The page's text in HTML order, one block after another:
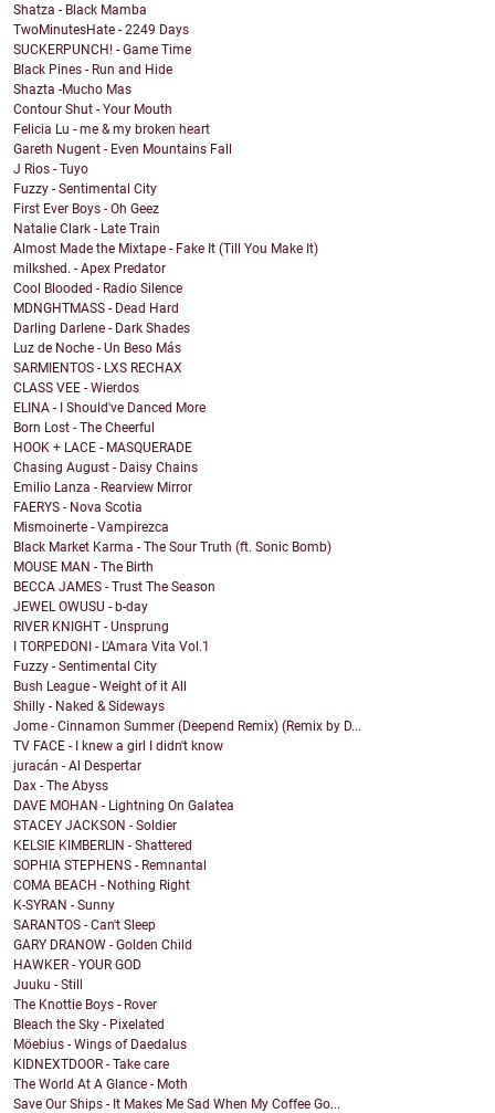
Shatza - Black Mamba
TwoMinutesHate - 2249 Days
SUCKERPUNCH! - Game Time
Black Pines - Run and Hide
Shazta -Mucho Mas
Contour Shut - Your Mouth
Felicia Lu - me & my broken heart
Gareth Nugent - Even Mountains Fall
J Rios - Tuyo
Fuzzy - Sentimental City
First Ever Boys - Oh Geez
Natalie Clark - Late Train
Almost Made the Mixtape - Fake It (Till You Make It)
milkshed. - Apex Predator
Cool Blooded - Radio Silence
MDNGHTMASS - Dead Hard
Darling Darlene - Dark Shades
Luz de Noche - Un Beso Más
SARMIENTOS - LXS RECHAX
CLASS VEE - Wierdos
ELINA - I Should've Danced More
Born Lost - The Cheerful
HOOK + LACE - MASQUERADE
Chasing August - Daisy Chains
Emilio Lanza - Rearview Mirror
FAERYS - Nova Scotia
Mismoinerte - Vampirezca
Black Market Karma - The Sour Truth (ft. Sonic Bomb)
MOUSE MAN - The Birth
BECCA JAMES - Trust The Season
JEWEL OWUSU - b-day
RIVER KNIGHT - Unsprung
I TORPEDONI - L'Amara Vita Vol.1
Fuzzy - Sentimental City
Bush League - Weight of it All
Shilly - Naked & Sideways
Jome - Cinnamon Summer (Deepend Remix) (Remix by D...
TV FACE - I knew a girl I didn't know
juracán - Al Despertar
Dax - The Abyss
DAVE MOHAN - Lightning On Galatea
STACEY JACKSON - Soldier
KELSIE KIMBERLIN - Shattered
SOPHIA STEPHENS - Remnantal
COMA BEACH - Nothing Right
K-SYRAN - Sunny
SARANTOS - Can't Sleep
GARY DRANOW - Golden Child
HAWKER - YOUR GOD
Juuku - Still
The Knottie Boys - Rover
Bleach the Sky - Pixelated
Möebius - Wings of Daedalus
KIDNEXTDOOR - Take care
The World At A Glance - Moth
Save Our Ships - It Makes Me Sad When My Coffee Go...